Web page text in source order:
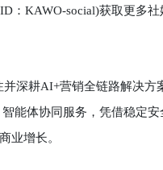
KAWO-social)获取更多社
耕AI+营销全链路解决方
能体协同服务，凭借稳定
业增长。